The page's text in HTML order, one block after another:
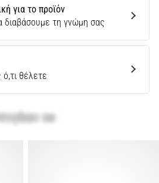
προϊόν
για το προϊόν
διαβάσουμε τη γνώμη σας
θέλετε